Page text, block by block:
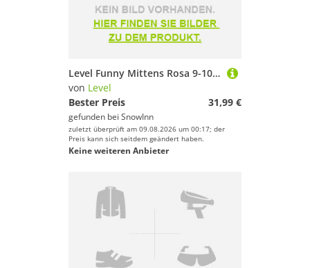
Level Funny Mittens Rosa 9-10 Years Mädchen
von Level
Bester Preis
31,99 €
gefunden bei SnowInn
zuletzt überprüft am 09.08.2026 um 00:17; der
Preis kann sich seitdem geändert haben.
Keine weiteren Anbieter